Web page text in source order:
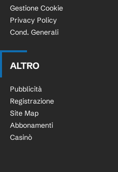
Gestione Cookie
Privacy Policy
Cond. Generali
ALTRO
Pubblicità
Registrazione
Site Map
Abbonamenti
Casinò